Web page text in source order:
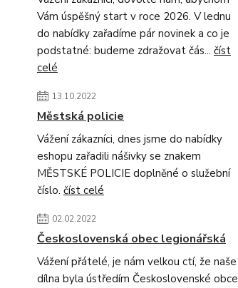
Vám úspěšný start v roce 2026. V lednu
do nabídky zařadíme pár novinek a co je
podstatné: budeme zdražovat čás... číst
celé
13.10.2022
Městská policie
Vážení zákazníci, dnes jsme do nabídky
eshopu zařadili nášivky se znakem
MĚSTSKÉ POLICIE doplněné o služební
číslo. číst celé
02.02.2022
Československá obec legionářská
Vážení přátelé, je nám velkou ctí, že naše
dílna byla ústředím Československé obce